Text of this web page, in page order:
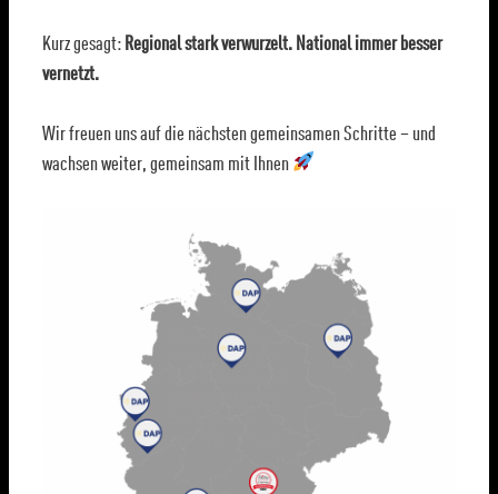
Kurz gesagt:Regional stark verwurzelt. National immer besser
vernetzt.
Wir freuen uns auf die nächsten gemeinsamen Schritte – und
wachsen weiter, gemeinsam mit Ihnen